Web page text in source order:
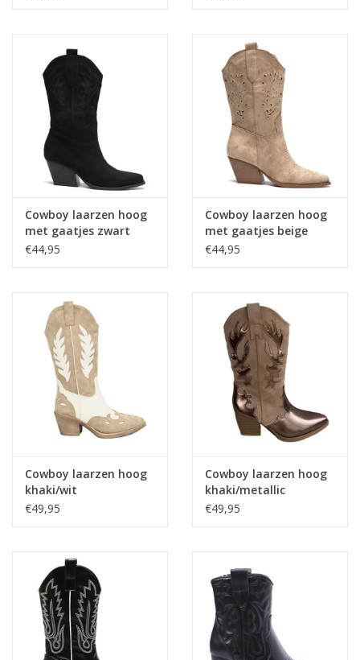
Cowboy laarzen hoog
met gaatjes zwart
€44,95
Cowboy laarzen hoog
met gaatjes beige
€44,95
Cowboy laarzen hoog
khaki/wit
€49,95
Cowboy laarzen hoog
khaki/metallic
€49,95